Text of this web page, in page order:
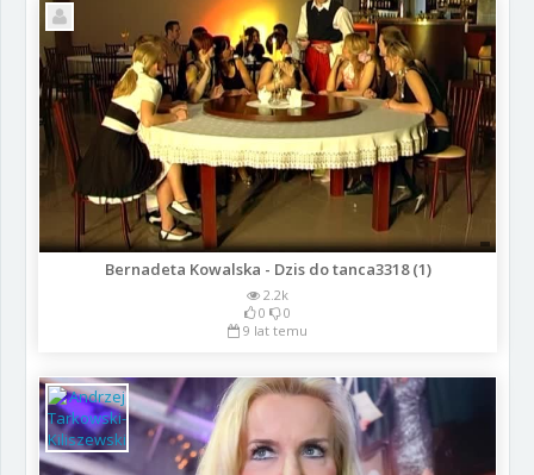
Bernadeta Kowalska - Dzis do tanca3318 (1)
2.2k
0
0
9 lat temu